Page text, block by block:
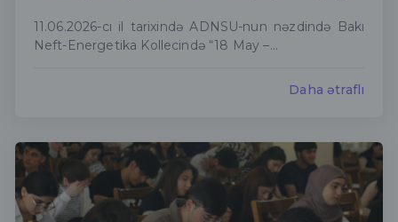
11.06.2026-cı il tarixində ADNSU-nun nəzdində Bakı
Neft-Energetika Kollecində “18 May –...
Daha ətraflı